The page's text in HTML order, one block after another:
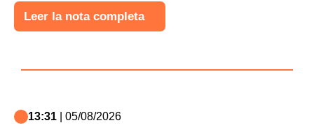
Leer la nota completa
13:31 | 05/08/2026